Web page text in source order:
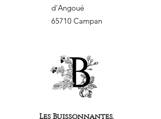
d'Angoué
65710 Campan
Les Buissonnantes,